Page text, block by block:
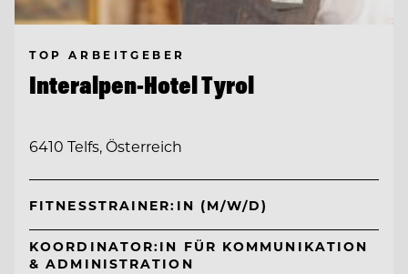
TOP ARBEITGEBER
Interalpen-Hotel Tyrol
6410 Telfs, Österreich
FITNESSTRAINER:IN (M/W/D)
KOORDINATOR:IN FÜR KOMMUNIKATION
& ADMINISTRATION